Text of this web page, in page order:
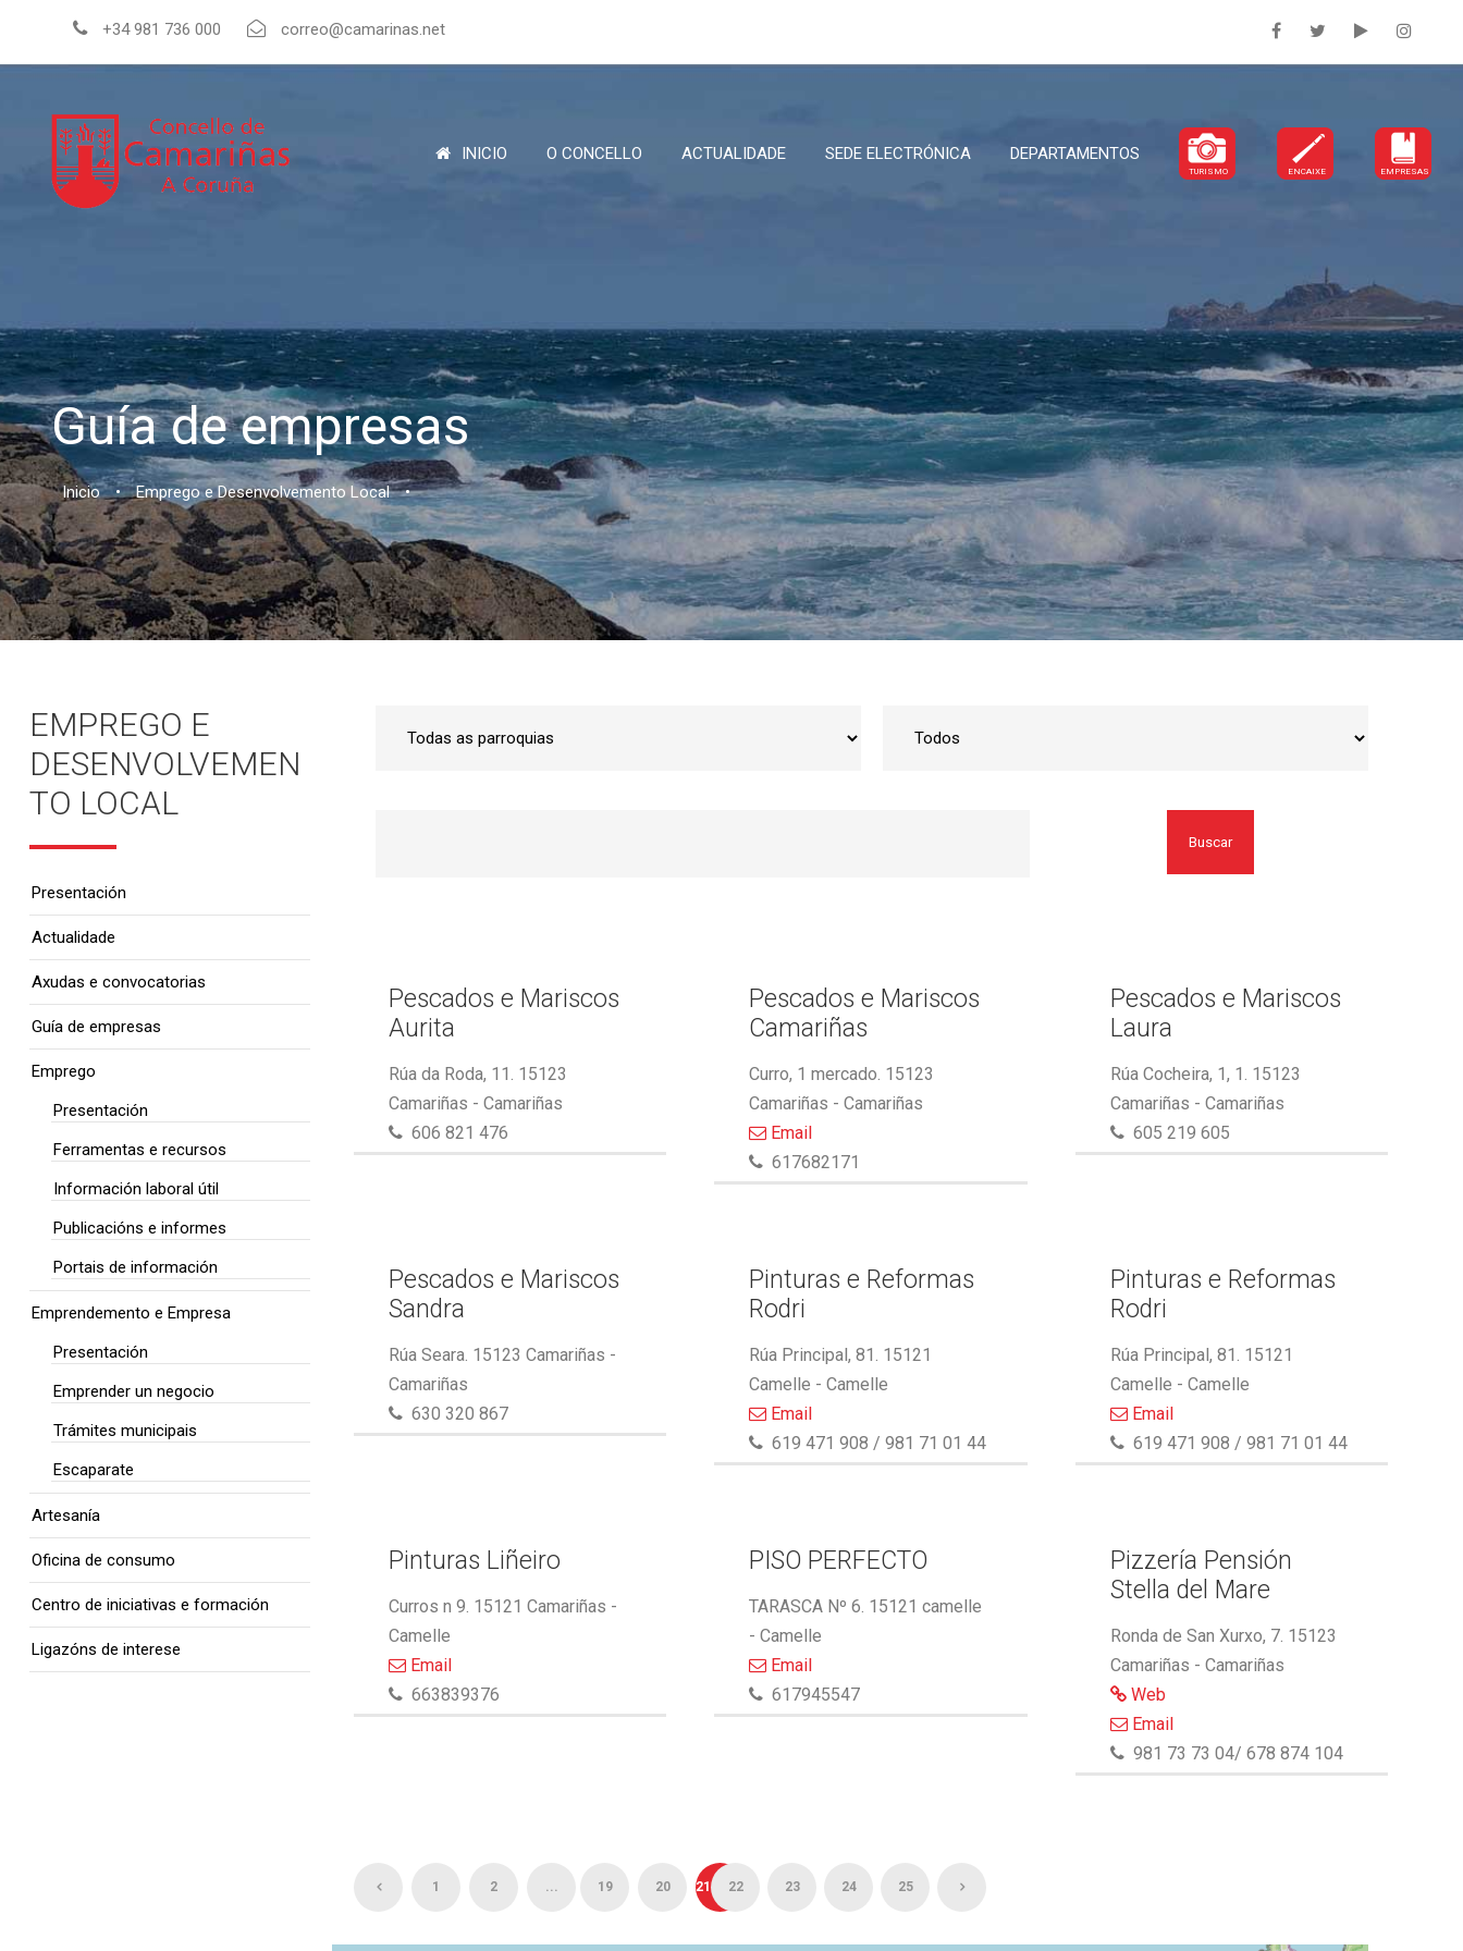
+34 981 736 000 correo@camarinas.net
INICIO O CONCELLO ACTUALIDADE SEDE ELECTRÓNICA DEPARTAMENTOS
TURISMO ENCAIXE EMPRESAS
Guía de empresas
Inicio • Emprego e Desenvolvemento Local •
Buscar
Pescados e Mariscos
Aurita
Rúa da Roda, 11. 15123
Camariñas - Camariñas
606 821 476
Pescados e Mariscos
Camariñas
Curro, 1 mercado. 15123
Camariñas - Camariñas
Email
617682171
Pescados e Mariscos
Laura
Rúa Cocheira, 1, 1. 15123
Camariñas - Camariñas
605 219 605
Pescados e Mariscos
Sandra
Rúa Seara. 15123 Camariñas -
Camariñas
630 320 867
Pinturas e Reformas
Rodri
Rúa Principal, 81. 15121
Camelle - Camelle
Email
619 471 908 / 981 71 01 44
Pinturas e Reformas
Rodri
Rúa Principal, 81. 15121
Camelle - Camelle
Email
619 471 908 / 981 71 01 44
Pinturas Liñeiro
Curros n 9. 15121 Camariñas -
Camelle
Email
663839376
PISO PERFECTO
TARASCA Nº 6. 15121 camelle
- Camelle
Email
617945547
Pizzería Pensión
Stella del Mare
Ronda de San Xurxo, 7. 15123
Camariñas - Camariñas
Web
Email
981 73 73 04/ 678 874 104
1 2 ... 19 20 21 22 23 24 25
EMPREGO E
DESENVOLVEMEN
TO LOCAL
Presentación
Actualidade
Axudas e convocatorias
Guía de empresas
Emprego
Presentación
Ferramentas e recursos
Información laboral útil
Publicacións e informes
Portais de información
Emprendemento e Empresa
Presentación
Emprender un negocio
Trámites municipais
Escaparate
Artesanía
Oficina de consumo
Centro de iniciativas e formación
Ligazóns de interese